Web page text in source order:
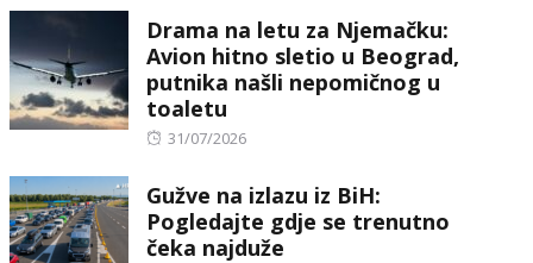
Drama na letu za Njemačku:
Avion hitno sletio u Beograd,
putnika našli nepomičnog u
toaletu
Posted
31/07/2026
Gužve na izlazu iz BiH:
Pogledajte gdje se trenutno
čeka najduže